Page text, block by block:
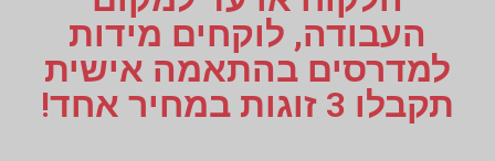
העבודה, לוקחים מידות
למדרסים בהתאמה אישית
תקבלו 3 זוגות במחיר אחד!